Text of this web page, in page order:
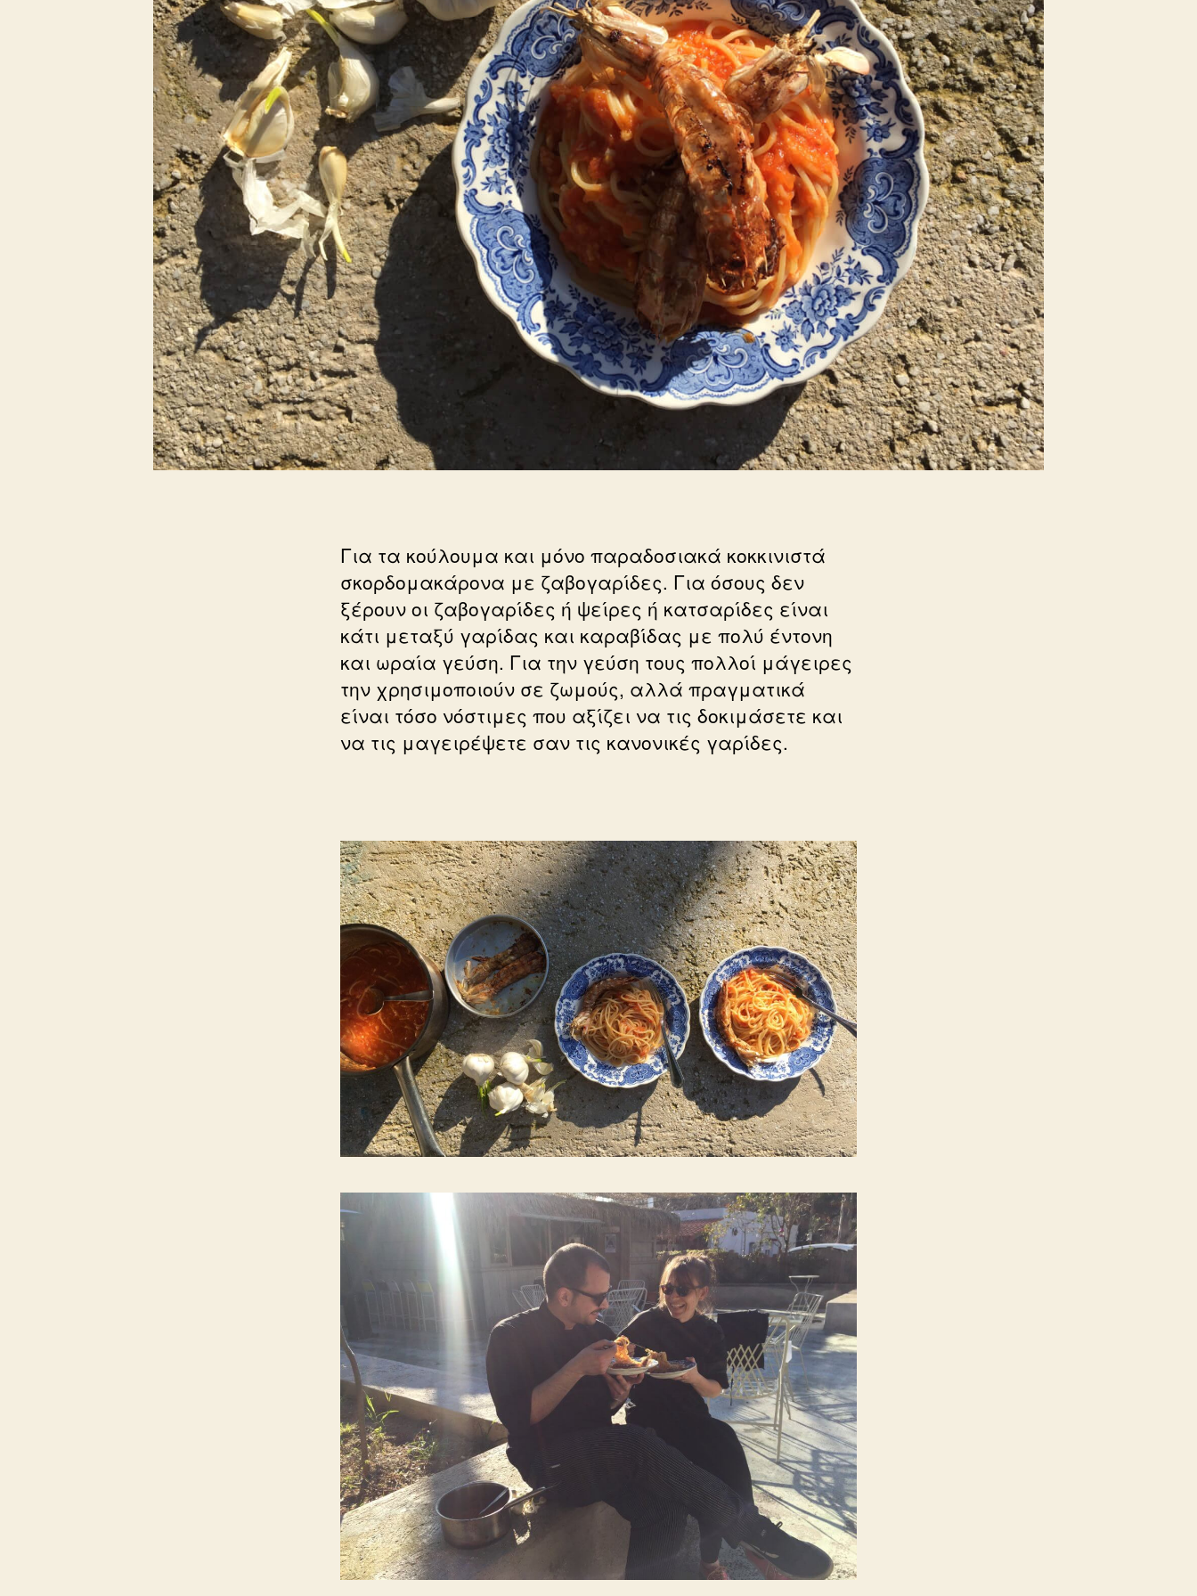
Για τα κούλουμα και μόνο παραδοσιακά κοκκινιστά
σκορδομακάρονα με ζαβογαρίδες. Για όσους δεν
ξέρουν οι ζαβογαρίδες ή ψείρες ή κατσαρίδες είναι
κάτι μεταξύ γαρίδας και καραβίδας με πολύ έντονη
και ωραία γεύση. Για την γεύση τους πολλοί μάγειρες
την χρησιμοποιούν σε ζωμούς, αλλά πραγματικά
είναι τόσο νόστιμες που αξίζει να τις δοκιμάσετε και
να τις μαγειρέψετε σαν τις κανονικές γαρίδες.